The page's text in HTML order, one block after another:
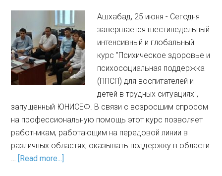
Ашхабад, 25 июня - Сегодня
завершается шестинедельный
интенсивный и глобальный
курс "Психическое здоровье и
психосоциальная поддержка
(ППСП) для воспитателей и
детей в трудных ситуациях",
запущенный ЮНИСЕФ. В связи с возросшим спросом
на профессиональную помощь этот курс позволяет
работникам, работающим на передовой линии в
различных областях, оказывать поддержку в области
… [Read more...]